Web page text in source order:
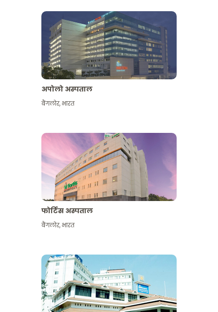
अपोलो अस्पताल
बैंगलोर,भारत
फोर्टिस अस्पताल
बैंगलोर,भारत